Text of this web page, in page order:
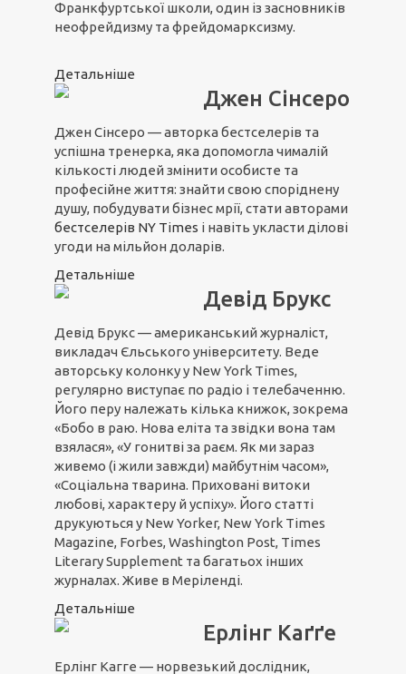
Франкфуртської школи, один із засновників
неофрейдизму та фрейдомарксизму.
Детальніше
Джен Сінсеро
Джен Сінсеро — авторка бестселерів та
успішна тренерка, яка допомогла чималій
кількості людей змінити особисте та
професійне життя: знайти свою споріднену
душу, побудувати бізнес мрії, стати авторами
бестселерів NY Times і навіть укласти ділові
угоди на мільйон доларів.
Детальніше
Девід Брукс
Девід Брукс — американський журналіст,
викладач Єльського університету. Веде
авторську колонку у New York Times,
регулярно виступає по радіо і телебаченню.
Його перу належать кілька книжок, зокрема
«Бобо в раю. Нова еліта та звідки вона там
взялася», «У гонитві за раєм. Як ми зараз
живемо (і жили завжди) майбутнім часом»,
«Соціальна тварина. Приховані витоки
любові, характеру й успіху». Його статті
друкуються у New Yorker, New York Times
Magazine, Forbes, Washington Post, Times
Literary Supplement та багатьох інших
журналах. Живе в Меріленді.
Детальніше
Ерлінг Каґґе
Ерлінг Кагге — норвезький дослідник,